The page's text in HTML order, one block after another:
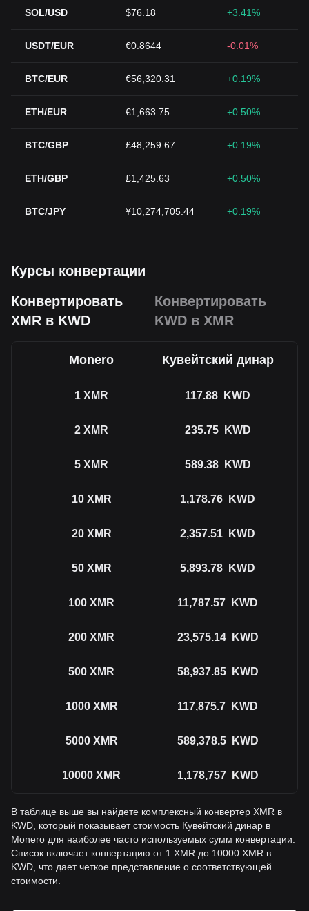
SOL/USD $76.18 +3.41%
USDT/EUR €0.8644 -0.01%
BTC/EUR €56,320.31 +0.19%
ETH/EUR €1,663.75 +0.50%
BTC/GBP £48,259.67 +0.19%
ETH/GBP £1,425.63 +0.50%
BTC/JPY ¥10,274,705.44 +0.19%
Курсы конвертации
Конвертировать
XMR в KWD
Конвертировать
KWD в XMR
Monero Кувейтский динар
1 XMR 117.88 KWD
2 XMR 235.75 KWD
5 XMR 589.38 KWD
10 XMR 1,178.76 KWD
20 XMR 2,357.51 KWD
50 XMR 5,893.78 KWD
100 XMR 11,787.57 KWD
200 XMR 23,575.14 KWD
500 XMR 58,937.85 KWD
1000 XMR 117,875.7 KWD
5000 XMR 589,378.5 KWD
10000 XMR 1,178,757 KWD
В таблице выше вы найдете комплексный конвертер XMR в
KWD, который показывает стоимость Кувейтский динар в
Monero для наиболее часто используемых сумм конвертации.
Список включает конвертацию от 1 XMR до 10000 XMR в
KWD, что дает четкое представление о соответствующей
стоимости.